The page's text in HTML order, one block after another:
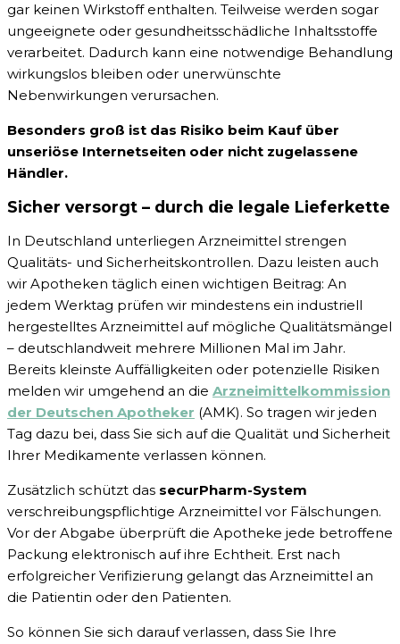
gar keinen Wirkstoff enthalten. Teilweise werden sogar
ungeeignete oder gesundheitsschädliche Inhaltsstoffe
verarbeitet. Dadurch kann eine notwendige Behandlung
wirkungslos bleiben oder unerwünschte
Nebenwirkungen verursachen.
Besonders groß ist das Risiko beim Kauf über
unseriöse Internetseiten oder nicht zugelassene
Händler.
Sicher versorgt – durch die legale Lieferkette
In Deutschland unterliegen Arzneimittel strengen
Qualitäts- und Sicherheitskontrollen. Dazu leisten auch
wir Apotheken täglich einen wichtigen Beitrag: An
jedem Werktag prüfen wir mindestens ein industriell
hergestelltes Arzneimittel auf mögliche Qualitätsmängel
– deutschlandweit mehrere Millionen Mal im Jahr.
Bereits kleinste Auffälligkeiten oder potenzielle Risiken
melden wir umgehend an die Arzneimittelkommission
der Deutschen Apotheker (AMK). So tragen wir jeden
Tag dazu bei, dass Sie sich auf die Qualität und Sicherheit
Ihrer Medikamente verlassen können.
Zusätzlich schützt das securPharm-System
verschreibungspflichtige Arzneimittel vor Fälschungen.
Vor der Abgabe überprüft die Apotheke jede betroffene
Packung elektronisch auf ihre Echtheit. Erst nach
erfolgreicher Verifizierung gelangt das Arzneimittel an
die Patientin oder den Patienten.
So können Sie sich darauf verlassen, dass Sie Ihre